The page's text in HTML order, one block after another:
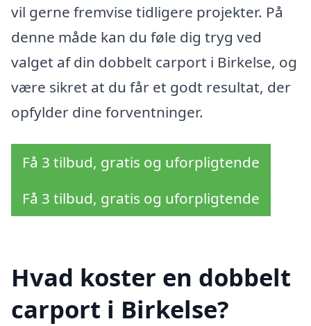
vil gerne fremvise tidligere projekter. På
denne måde kan du føle dig tryg ved
valget af din dobbelt carport i Birkelse, og
være sikret at du får et godt resultat, der
opfylder dine forventninger.
Få 3 tilbud, gratis og uforpligtende
Få 3 tilbud, gratis og uforpligtende
Hvad koster en dobbelt
carport i Birkelse?